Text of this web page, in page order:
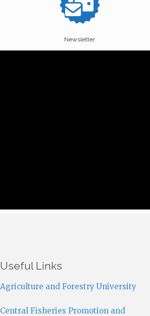
Newsletter
Useful Links
Agriculture and Forestry University
Central Fisheries Promotion and